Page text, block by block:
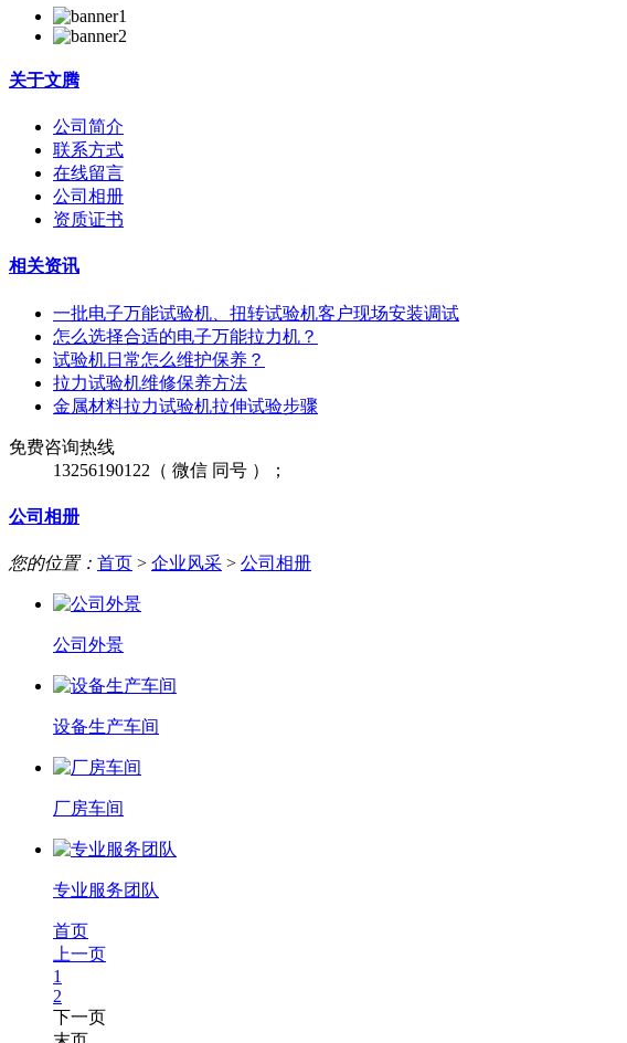
关于文腾
公司简介
联系方式
在线留言
公司相册
资质证书
相关资讯
一批电子万能试验机、扭转试验机客户现场安装调试
怎么选择合适的电子万能拉力机？
试验机日常怎么维护保养？
拉力试验机维修保养方法
金属材料拉力试验机拉伸试验步骤
免费咨询热线
13256190122（ 微信 同号 ）；
公司相册
您的位置： 首页 > 企业风采 > 公司相册
公司外景
设备生产车间
厂房车间
专业服务团队
首页
上一页
1
2
下一页